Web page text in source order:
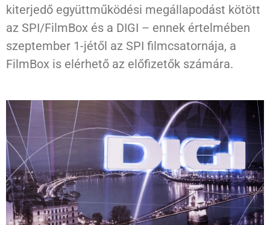
kiterjedő együttműködési megállapodást kötött
az SPI/FilmBox és a DIGI – ennek értelmében
szeptember 1-jétől az SPI filmcsatornája, a
FilmBox is elérhető az előfizetők számára.